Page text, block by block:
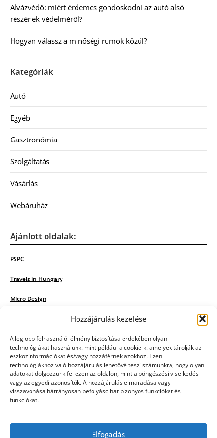
Hozzájárulás kezelése
A legjobb felhasználói élmény biztosítása érdekében olyan
technológiákat használunk, mint például a cookie-k, amelyek tárolják az
eszközinformációkat és/vagy hozzáférnek azokhoz. Ezen
technológiákhoz való hozzájárulás lehetővé teszi számunkra, hogy olyan
adatokat dolgozzunk fel ezen az oldalon, mint a böngészési viselkedés
vagy az egyedi azonosítók. A hozzájárulás elmaradása vagy
visszavonása hátrányosan befolyásolhat bizonyos funkciókat és
funkciókat.
Elfogadás
Alvázvédő: miért érdemes gondoskodni az autó alsó
részének védelméről?
Hogyan válassz a minőségi rumok közül?
Kategóriák
Autó
Egyéb
Gasztronómia
Szolgáltatás
Vásárlás
Webáruház
Ajánlott oldalak:
PSPC
Travels in Hungary
Micro Design
Poiwiki
Öntözőrendszer
Jazz Steps
Unicorn Multipro